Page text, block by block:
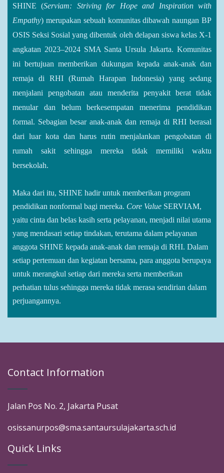
SHINE (Serviam: Striving for Hope and Inspiration with
Empathy) merupakan sebuah komunitas dibawah naungan BP
OSIS Seksi Sosial yang dibentuk oleh delapan siswa kelas X-1
angkatan 2023–2024 SMA Santa Ursula Jakarta. Komunitas
ini bertujuan memberikan dukungan kepada anak-anak dan
remaja di RHI (Rumah Harapan Indonesia) yang sedang
menjalani pengobatan atau menderita penyakit berat tidak
menular dan belum berkesempatan menerima pendidikan
formal. Sebagian besar anak-anak dan remaja di RHI berasal
dari luar kota dan harus rutin menjalankan pengobatan di
rumah sakit sehingga mereka tidak memiliki waktu
bersekolah.
Maka dari itu, SHINE hadir untuk memberikan program
pendidikan nonformal bagi mereka. Core Value SERVIAM,
yaitu cinta dan belas kasih serta pelayanan, menjadi nilai utama
yang mendasari setiap tindakan, terutama dalam pelayanan
anggota SHINE kepada anak-anak dan remaja di RHI. Dalam
setiap pertemuan dan kegiatan bersama, para anggota berupaya
untuk merangkul setiap dari mereka serta memberikan
perhatian tulus sehingga mereka tidak merasa sendirian dalam
perjuangannya.
Contact Information
Jalan Pos No. 2, Jakarta Pusat
osissanurpos@sma.santaursulajakarta.sch.id
Quick Links